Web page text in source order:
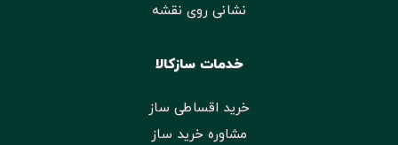
نشانی روی نقشه
خدمات سازکالا
خرید اقساطی ساز
مشاوره خرید ساز